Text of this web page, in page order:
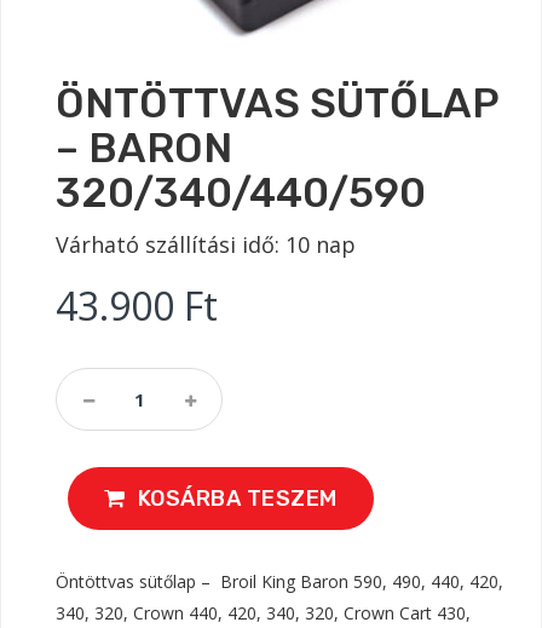
ÖNTÖTTVAS SÜTŐLAP
– BARON
320/340/440/590
Várható szállítási idő: 10 nap
43.900 Ft
Öntöttvas
Sütőlap
Baron
320/340/440/590
Quantity
KOSÁRBA TESZEM
Öntöttvas sütőlap – Broil King Baron 590, 490, 440, 420,
340, 320, Crown 440, 420, 340, 320, Crown Cart 430,